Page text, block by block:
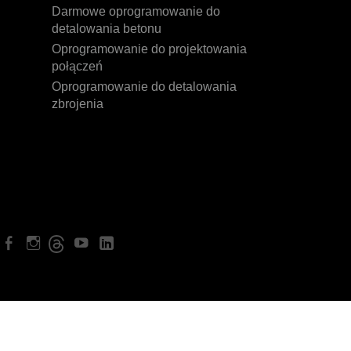
Darmowe oprogramowanie do
detalowania betonu
Oprogramowanie do projektowania
połączeń
Oprogramowanie do detalowania
zbrojenia